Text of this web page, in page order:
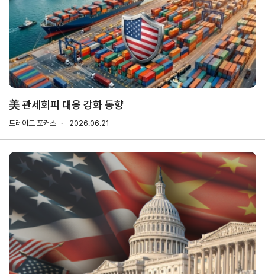
기업전용
회원
사검
색
사가
입
기업
정보
관리
무역
업고
유번
호
발급
자사
정보
조회
신청
회비
납부
현황
회비
납부
Utility
신문
고
홈
이용
약관
개인
정보
처리
방침
저작
권
정책
이메
일주
소무
단수
美 관세회피 대응 강화 동향
트레이드 포커스 2026.06.21